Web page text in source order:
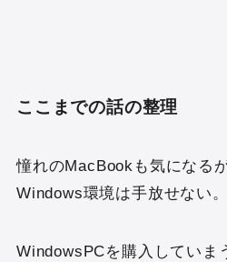
ここまでの話の整理
憧れのMacBookも気になる
Windows環境は手放せない。
WindowsPCを購入していま